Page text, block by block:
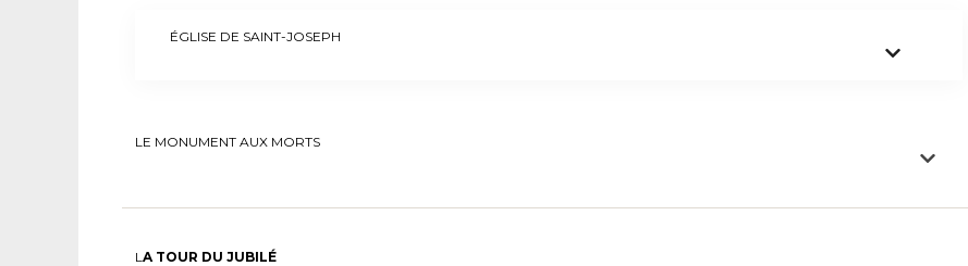
ÉGLISE DE SAINT-JOSEPH
LE MONUMENT AUX MORTS
L A TOUR DU JUBILÉ